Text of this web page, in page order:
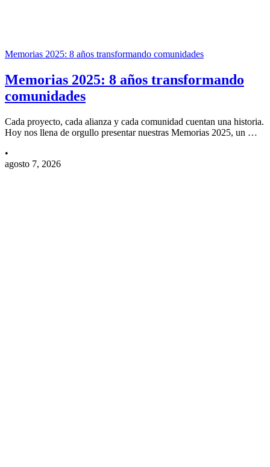
Memorias 2025: 8 años transformando comunidades
Memorias 2025: 8 años transformando
comunidades
Cada proyecto, cada alianza y cada comunidad cuentan una historia.
Hoy nos llena de orgullo presentar nuestras Memorias 2025, un …
•
agosto 7, 2026